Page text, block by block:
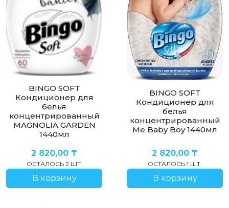
BINGO SOFT
Кондиционер для
белья
концентрированный
MAGNOLIA GARDEN
1440мл
2 820,00 ₸
ОСТАЛОСЬ 2 ШТ.
В корзину
BINGO SOFT
Кондиционер для
белья
концентрированный
Me Baby Boy 1440мл
2 820,00 ₸
ОСТАЛОСЬ 1 ШТ.
В корзину